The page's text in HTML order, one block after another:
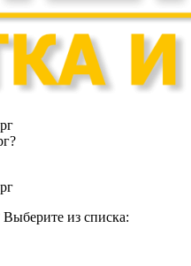
из списка: